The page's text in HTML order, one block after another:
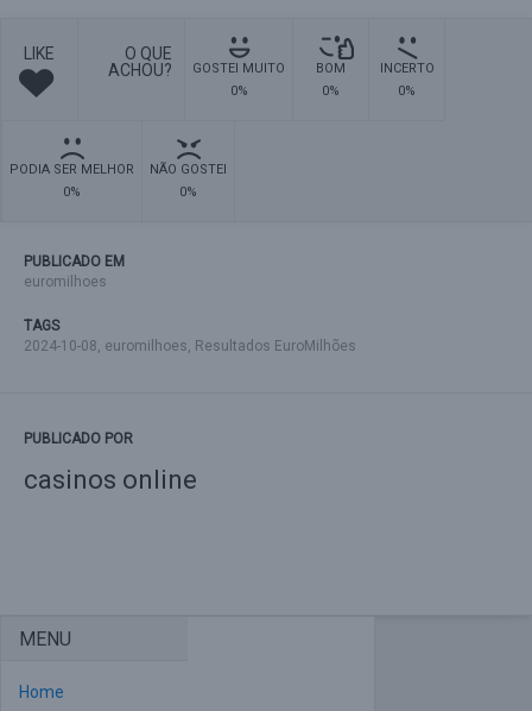
LIKE
O QUE
ACHOU?
GOSTEI MUITO
0%
BOM
0%
INCERTO
0%
PODIA SER MELHOR
0%
NÃO GOSTEI
0%
PUBLICADO EM
euromilhoes
TAGS
2024-10-08, euromilhoes, Resultados EuroMilhões
PUBLICADO POR
casinos online
MENU
Home